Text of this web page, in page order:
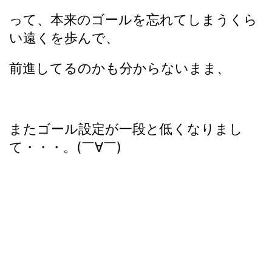
って、本来のゴールを忘れてしまうくら
い遠くを歩んで、
前進してるのかも分からないまま、
またゴール設定が一段と低くなりまし
て・・・。(￣∀￣)